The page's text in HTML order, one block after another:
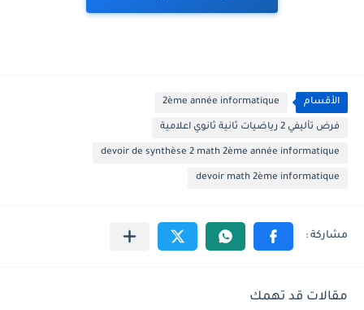
الأقسام 2ème année informatique
فرض تأليفي 2 رياضيات ثانية ثانوي اعلامية
devoir de synthèse 2 math 2ème année informatique
devoir math 2ème informatique
مقالات قد تهمك